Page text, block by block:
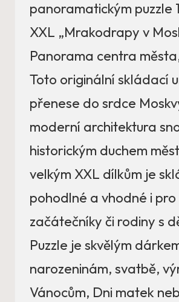
panoramatickým puzzle
XXL „Mrakodrapy v
Panorama centra
Toto originální skládací
přenese do srdce
moderní architektura
historickým duchem
velkým XXL dílkům je
pohodlné a vhodné i pro
začátečníky či rodiny s
Puzzle je skvělým
narozeninám, svatbě,
Vánocům, Dni matek